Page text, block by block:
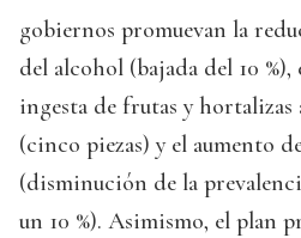
gobiernos promuevan la
del alcohol (bajada del 10
ingesta de frutas y
(cinco piezas) y el aumento
(disminución de la
un 10 %). Asimismo, el plan